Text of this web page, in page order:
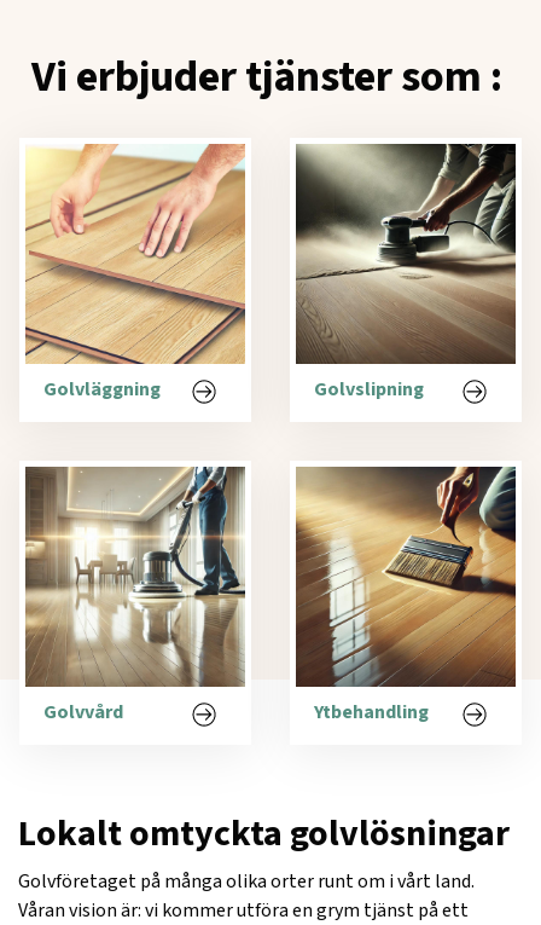
Vi erbjuder tjänster som :
Golvläggning Golvslipning
Golvvård Ytbehandling
Lokalt omtyckta golvlösningar
Golvföretaget på många olika orter runt om i vårt land.
Våran vision är: vi kommer utföra en grym tjänst på ett